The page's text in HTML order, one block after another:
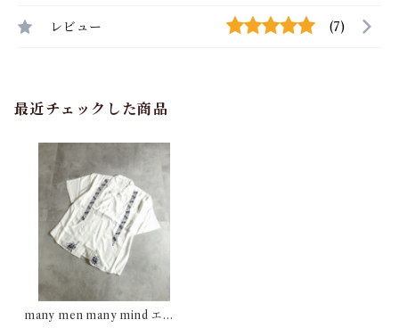
レビュー (7)
最近チェックした商品
many men many mind エン